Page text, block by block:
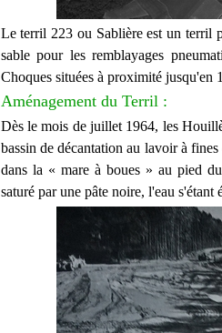
Le terril 223 ou Sablière est un terril
sable pour les remblayages
Choques situées à proximité jusqu'en
Aménagement du Terril :
Dès le mois de juillet 1964, les
bassin de décantation au lavoir à
dans la « mare à boues » au pied
saturé par une pâte noire, l'eau